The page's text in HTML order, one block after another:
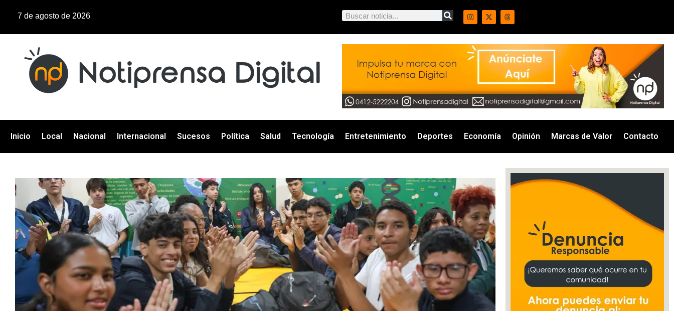
7 de agosto de 2026
Inicio Local Nacional Internacional Sucesos Política Salud Tecnología Entretenimiento Deportes Economía Opinión Marcas de Valor Contacto